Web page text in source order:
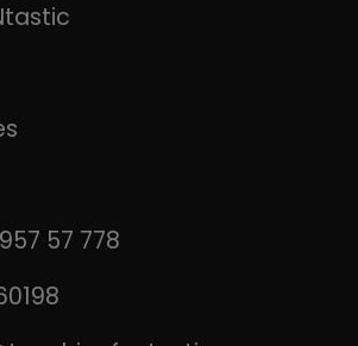
57 778